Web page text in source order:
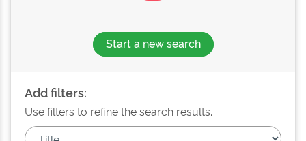
Start a new search
Add filters:
Use filters to refine the search results.